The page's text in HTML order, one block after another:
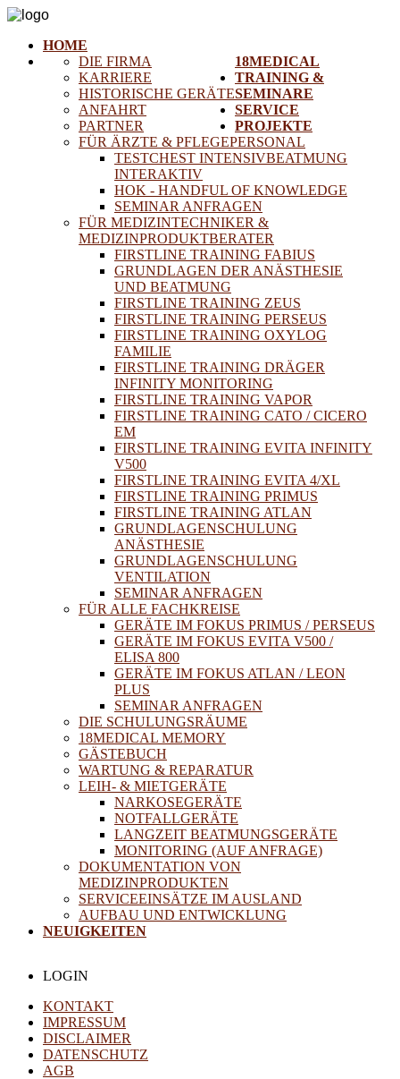
HOME
18MEDICAL
DIE FIRMA
KARRIERE
HISTORISCHE GERÄTE
ANFAHRT
PARTNER
TRAINING &
SEMINARE
FÜR ÄRZTE & PFLEGEPERSONAL
TESTCHEST INTENSIVBEATMUNG
INTERAKTIV
HOK - HANDFUL OF KNOWLEDGE
SEMINAR ANFRAGEN
FÜR MEDIZINTECHNIKER &
MEDIZINPRODUKTBERATER
FIRSTLINE TRAINING FABIUS
GRUNDLAGEN DER ANÄSTHESIE
UND BEATMUNG
FIRSTLINE TRAINING ZEUS
FIRSTLINE TRAINING PERSEUS
FIRSTLINE TRAINING OXYLOG
FAMILIE
FIRSTLINE TRAINING DRÄGER
INFINITY MONITORING
FIRSTLINE TRAINING VAPOR
FIRSTLINE TRAINING CATO / CICERO
EM
FIRSTLINE TRAINING EVITA INFINITY
V500
FIRSTLINE TRAINING EVITA 4/XL
FIRSTLINE TRAINING PRIMUS
FIRSTLINE TRAINING ATLAN
GRUNDLAGENSCHULUNG
ANÄSTHESIE
GRUNDLAGENSCHULUNG
VENTILATION
SEMINAR ANFRAGEN
FÜR ALLE FACHKREISE
GERÄTE IM FOKUS PRIMUS / PERSEUS
GERÄTE IM FOKUS EVITA V500 /
ELISA 800
GERÄTE IM FOKUS ATLAN / LEON
PLUS
SEMINAR ANFRAGEN
DIE SCHULUNGSRÄUME
18MEDICAL MEMORY
GÄSTEBUCH
SERVICE
WARTUNG & REPARATUR
LEIH- & MIETGERÄTE
NARKOSEGERÄTE
NOTFALLGERÄTE
LANGZEIT BEATMUNGSGERÄTE
MONITORING (AUF ANFRAGE)
DOKUMENTATION VON
MEDIZINPRODUKTEN
PROJEKTE
SERVICEEINSÄTZE IM AUSLAND
AUFBAU UND ENTWICKLUNG
NEUIGKEITEN
LOGIN
KONTAKT
IMPRESSUM
DISCLAIMER
DATENSCHUTZ
AGB